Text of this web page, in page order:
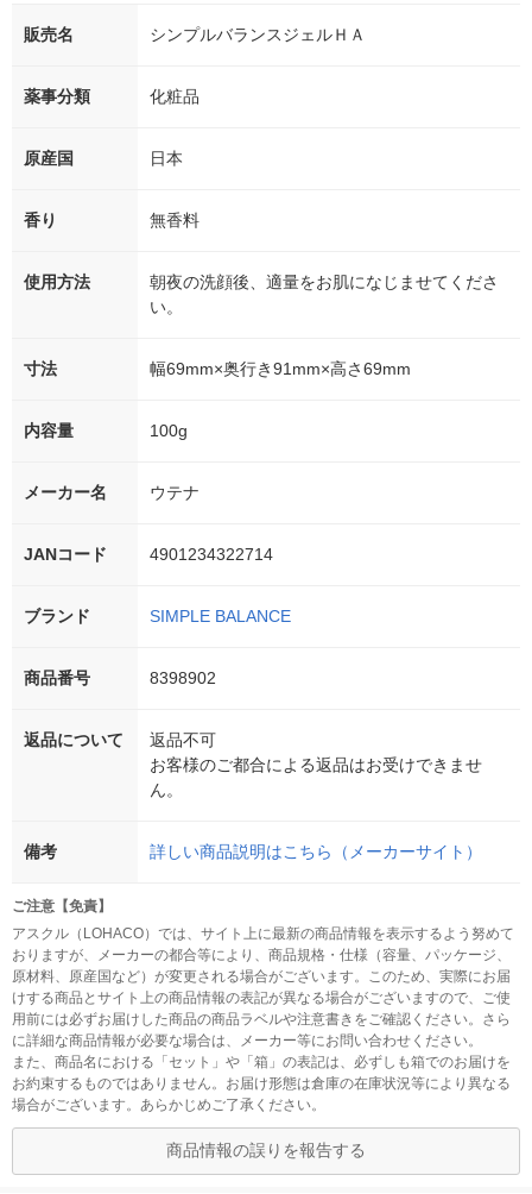
販売名 シンプルバランスジェルＨＡ
薬事分類 化粧品
原産国 日本
香り 無香料
使用方法
朝夜の洗顔後、適量をお肌になじませてくださ
い。
寸法 幅69mm×奥行き91mm×高さ69mm
内容量 100g
メーカー名 ウテナ
JANコード 4901234322714
ブランド SIMPLE BALANCE
商品番号 8398902
返品について
返品不可
お客様のご都合による返品はお受けできませ
ん。
備考 詳しい商品説明はこちら（メーカーサイト）
ご注意【免責】
アスクル（LOHACO）では、サイト上に最新の商品情報を表示するよう努めて
おりますが、メーカーの都合等により、商品規格・仕様（容量、パッケージ、
原材料、原産国など）が変更される場合がございます。このため、実際にお届
けする商品とサイト上の商品情報の表記が異なる場合がございますので、ご使
用前には必ずお届けした商品の商品ラベルや注意書きをご確認ください。さら
に詳細な商品情報が必要な場合は、メーカー等にお問い合わせください。
また、商品名における「セット」や「箱」の表記は、必ずしも箱でのお届けを
お約束するものではありません。お届け形態は倉庫の在庫状況等により異なる
場合がございます。あらかじめご了承ください。
商品情報の誤りを報告する